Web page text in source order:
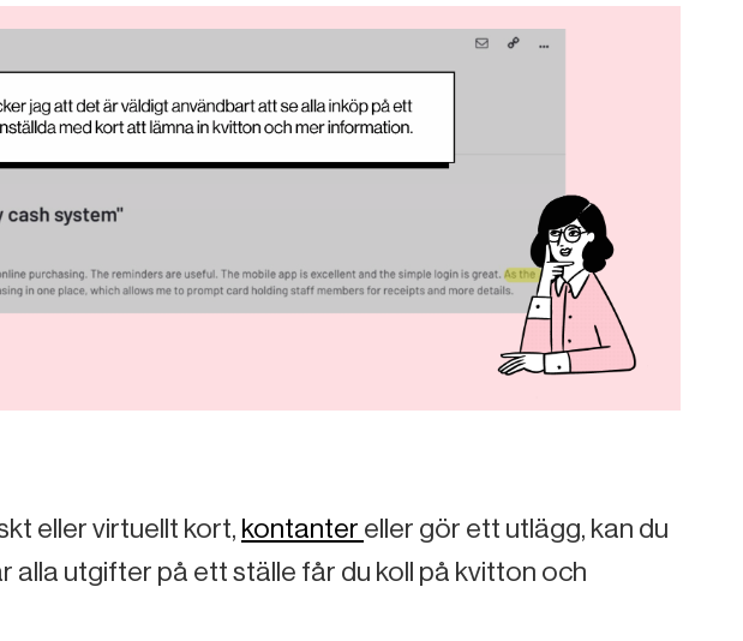
eller virtuellt kort, kontanter eller gör ett utlägg, kan du
alla utgifter på ett ställe får du koll på kvitton och